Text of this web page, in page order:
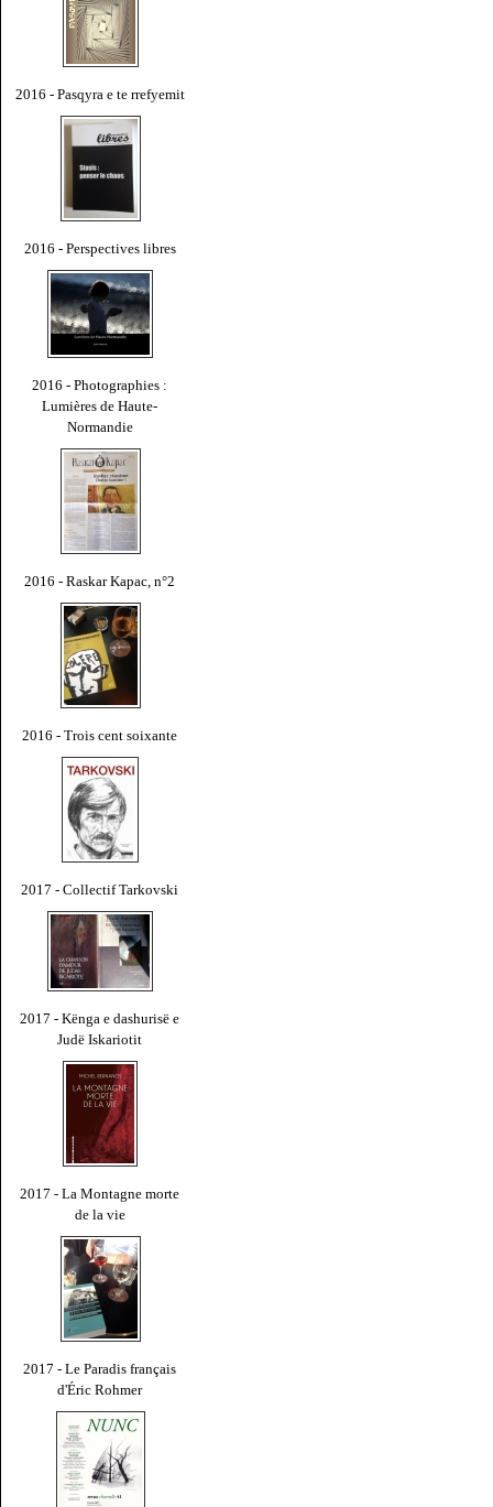
2016 - Pasqyra e te rrefyemit
2016 - Perspectives libres
2016 - Photographies :
Lumières de Haute-
Normandie
2016 - Raskar Kapac, n°2
2016 - Trois cent soixante
2017 - Collectif Tarkovski
2017 - Kënga e dashurisë e
Judë Iskariotit
2017 - La Montagne morte
de la vie
2017 - Le Paradis français
d'Éric Rohmer